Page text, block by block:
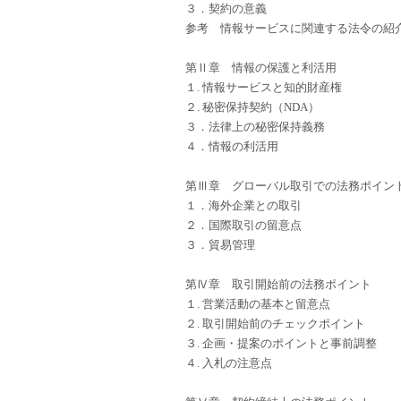
３．契約の意義
参考 情報サービスに関連する法令の紹
第Ⅱ章 情報の保護と利活用
１. 情報サービスと知的財産権
２. 秘密保持契約（NDA）
３．法律上の秘密保持義務
４．情報の利活用
第Ⅲ章 グローバル取引での法務ポイン
１．海外企業との取引
２．国際取引の留意点
３．貿易管理
第Ⅳ章 取引開始前の法務ポイント
１. 営業活動の基本と留意点
２. 取引開始前のチェックポイント
３. 企画・提案のポイントと事前調整
４. 入札の注意点